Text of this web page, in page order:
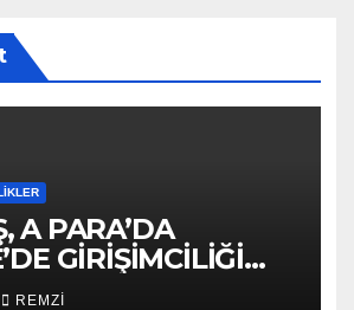
A PARA’DA
GİRİŞİMCİLİĞİ
REMZI